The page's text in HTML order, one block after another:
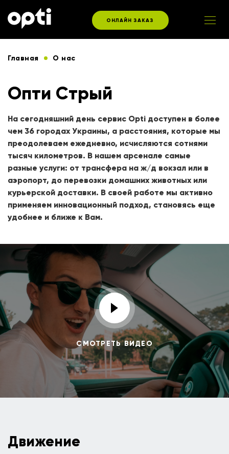
ОНЛАЙН ЗАКАЗ
Главная О нас
Опти Стрый
На сегодняшний день сервис Opti доступен в более
чем 36 городах Украины, а расстояния, которые мы
преодолеваем ежедневно, исчисляются сотнями
тысяч километров. В нашем арсенале самые
разные услуги: от трансфера на ж/д вокзал или в
аэропорт, до перевозки домашних животных или
курьерской доставки. В своей работе мы активно
применяем инновационный подход, становясь еще
удобнее и ближе к Вам.
СМОТРЕТЬ ВИДЕО
Движение